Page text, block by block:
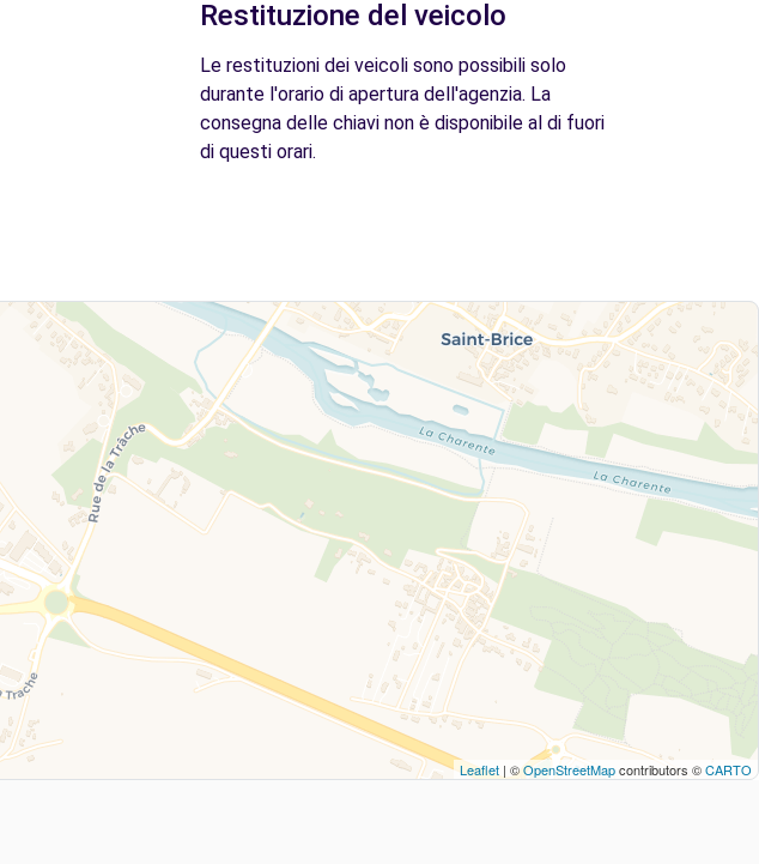
Restituzione del veicolo
Le restituzioni dei veicoli sono possibili solo
durante l'orario di apertura dell'agenzia. La
consegna delle chiavi non è disponibile al di fuori
di questi orari.
Leaflet | ©OpenStreetMapcontributors ©CARTO